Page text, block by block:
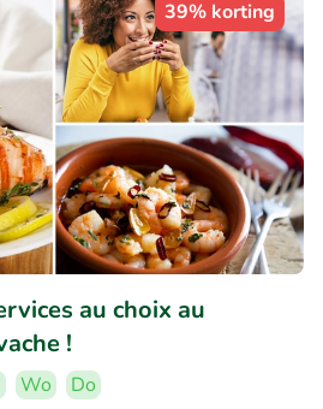
39% korting
au choix au
!
Wo
Do